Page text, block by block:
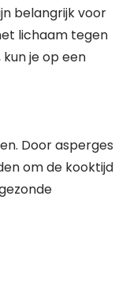
belangrijk voor
lichaam tegen
je op een
Door asperges
om de kooktijd